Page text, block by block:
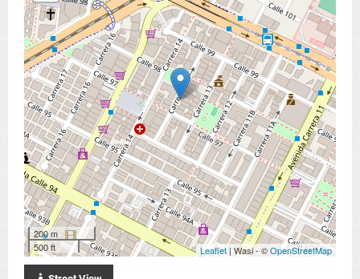
200 m
500 ft
Leaflet | Wasi - ©OpenStreetMap